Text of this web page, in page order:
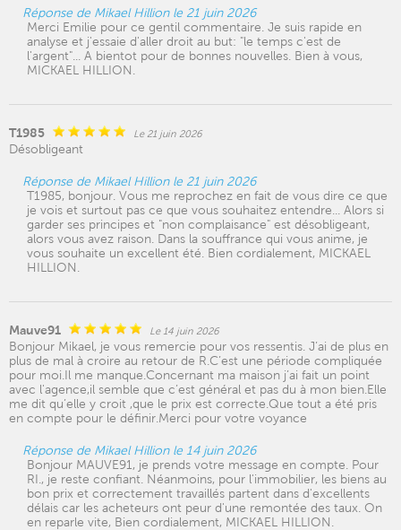
Réponse de Mikael Hillion le 21 juin 2026
Merci Emilie pour ce gentil commentaire. Je suis rapide en
analyse et j'essaie d'aller droit au but: "le temps c'est de
l'argent"... A bientot pour de bonnes nouvelles. Bien à vous,
MICKAEL HILLION.
T1985 Le 21 juin 2026
Désobligeant
Réponse de Mikael Hillion le 21 juin 2026
T1985, bonjour. Vous me reprochez en fait de vous dire ce que
je vois et surtout pas ce que vous souhaitez entendre... Alors si
garder ses principes et "non complaisance" est désobligeant,
alors vous avez raison. Dans la souffrance qui vous anime, je
vous souhaite un excellent été. Bien cordialement, MICKAEL
HILLION.
Mauve91 Le 14 juin 2026
Bonjour Mikael, je vous remercie pour vos ressentis. J’ai de plus en
plus de mal à croire au retour de R.C’est une période compliquée
pour moi.Il me manque.Concernant ma maison j’ai fait un point
avec l'agence,il semble que c’est général et pas du à mon bien.Elle
me dit qu’elle y croit ,que le prix est correcte.Que tout a été pris
en compte pour le définir.Merci pour votre voyance
Réponse de Mikael Hillion le 14 juin 2026
Bonjour MAUVE91, je prends votre message en compte. Pour
RI., je reste confiant. Néanmoins, pour l'immobilier, les biens au
bon prix et correctement travaillés partent dans d'excellents
délais car les acheteurs ont peur d'une remontée des taux. On
en reparle vite, Bien cordialement, MICKAEL HILLION.